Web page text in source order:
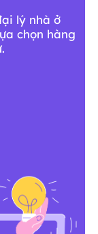
lý nhà ở
chọn hàng